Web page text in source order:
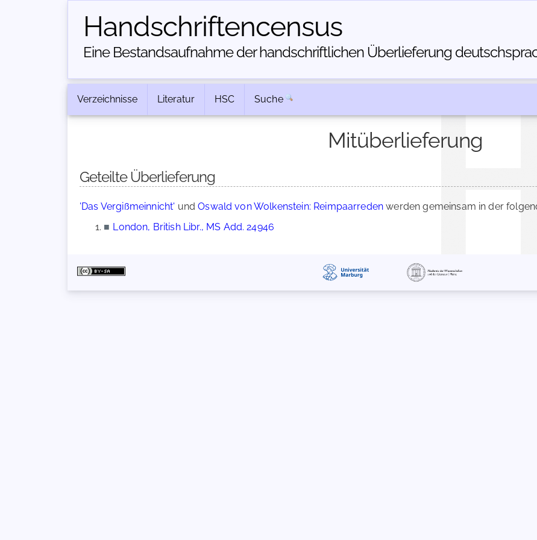
Handschriften­census
Eine Bestandsaufnahme der handschriftlichen Über­lieferung
Verzeichnisse Literatur HSC Suche
Mitüberlieferung
Geteilte Überlieferung
'Das Vergißmeinnicht' undOswald von Wolkenstein: Reimpaarreden werden gemeinsam in der
■ London, British Libr., MS Add. 24946